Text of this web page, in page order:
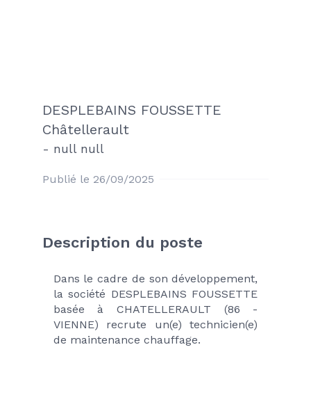
DESPLEBAINS FOUSSETTE
Châtellerault
- null null
Publié le 26/09/2025
Description du poste
Dans le cadre de son développement,
la société DESPLEBAINS FOUSSETTE
basée à CHATELLERAULT (86 -
VIENNE) recrute un(e) technicien(e)
de maintenance chauffage.